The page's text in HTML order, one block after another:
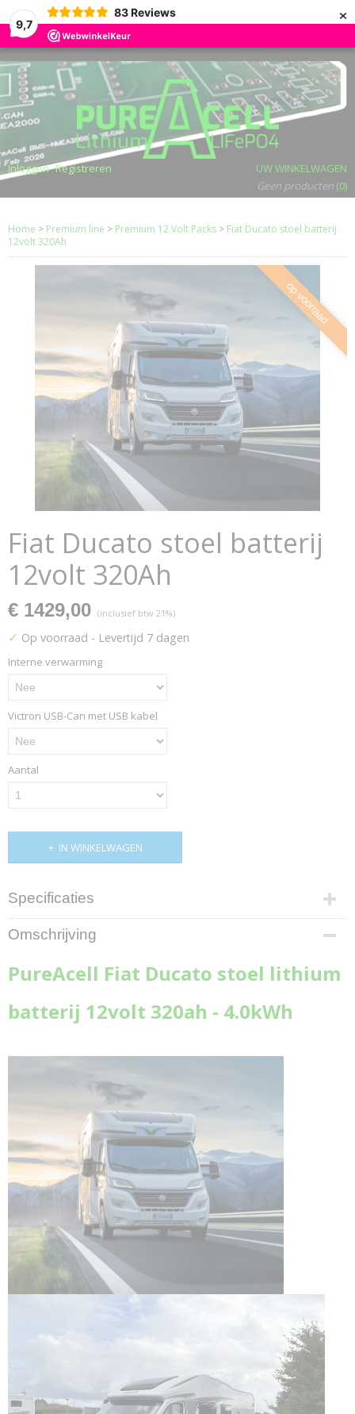
9,7
83 Reviews ×
Inloggen Registreren
UW WINKELWAGEN
Geen producten (0)
Home > Premium line > Premium 12 Volt Packs > Fiat Ducato stoel batterij
12volt 320Ah
op voorraad
Fiat Ducato stoel batterij
12volt 320Ah
€ 1429,00 (inclusief btw 21%)
✓ Op voorraad - Levertijd 7 dagen
Interne verwarming
Victron USB-Can met USB kabel
Aantal
IN WINKELWAGEN
Specificaties
Netto gewicht
26,00 Kg
25,00 Kg
32 x 26 x 19 cm
Omschrijving
PureAcell Fiat Ducato stoel lithium
batterij 12volt 320ah - 4.0kWh